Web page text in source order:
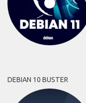
DEBIAN 10 BUSTER